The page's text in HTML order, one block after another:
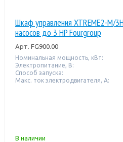
Шкаф управления XTREME2-M/
насосов до 3 HP Fourgroup
Арт. FG900.00
Номинальная мощность, кВт:
Электропитание, В:
Способ запуска:
Макс. ток электродвигателя, А:
В наличии